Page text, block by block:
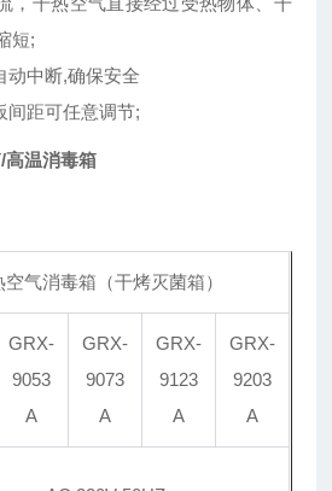
短;
动中断,确保安全
间距可任意调节;
高温消毒箱
空气消毒箱（干烤灭菌箱）
GRX-
9053
A
GRX-
9073
A
GRX-
9123
A
GRX-
9203
A